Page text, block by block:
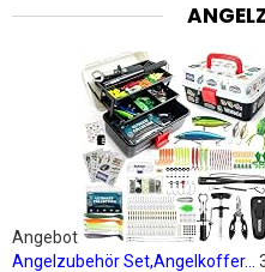
Angebot
Angelzubehör Set,Angelkoffer...